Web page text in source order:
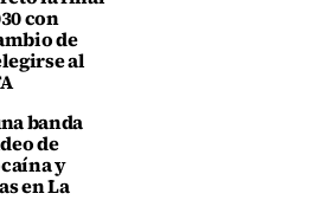
con
de
al
banda
de
y
en La